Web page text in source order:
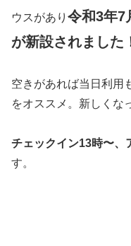
ウスがあり 令和3年7
が新設されました
空きがあれば当日利用
をオススメ。新しくな
チェックイン13時〜、
す。